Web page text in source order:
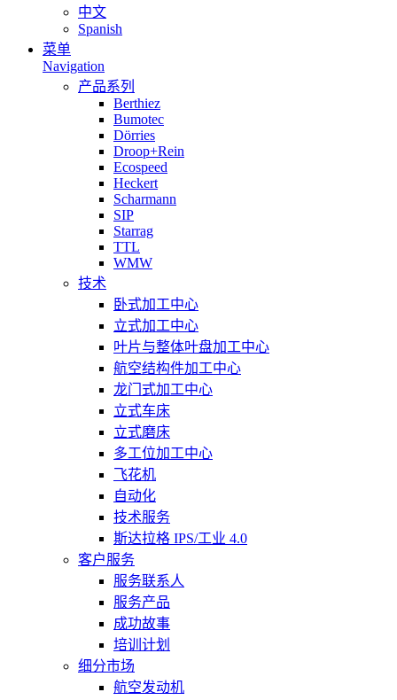
中文
Spanish
菜单
Navigation
产品系列
Berthiez
Bumotec
Dörries
Droop+Rein
Ecospeed
Heckert
Scharmann
SIP
Starrag
TTL
WMW
技术
卧式加工中心
立式加工中心
叶片与整体叶盘加工中心
航空结构件加工中心
龙门式加工中心
立式车床
立式磨床
多工位加工中心
飞花机
自动化
技术服务
斯达拉格 IPS/工业 4.0
客户服务
服务联系人
服务产品
成功故事
培训计划
细分市场
航空发动机